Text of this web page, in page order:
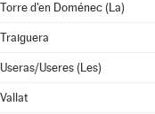
Torre d'en Doménec (La)
Traiguera
Useras/Useres (Les)
Vallat